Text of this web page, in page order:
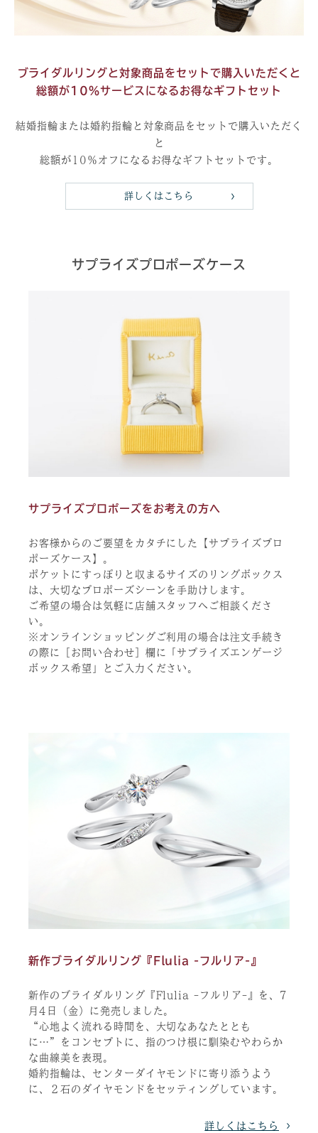
ブライダルリングと対象商品をセットで購入いただくと
総額が10％サービスになるお得なギフトセット
結婚指輪または婚約指輪と対象商品をセットで購入いただく
と
総額が10％オフになるお得なギフトセットです。
詳しくはこちら
サプライズプロポーズケース
サプライズプロポーズをお考えの方へ
お客様からのご要望をカタチにした【サプライズプロ
ポーズケース】。
ポケットにすっぽりと収まるサイズのリングボックス
は、大切なプロポーズシーンを手助けします。
ご希望の場合は気軽に店舗スタッフへご相談くださ
い。
※オンラインショッピングご利用の場合は注文手続き
の際に［お問い合わせ］欄に「サプライズエンゲージ
ボックス希望」とご入力ください。
新作ブライダルリング『Flulia -フルリア-』
新作のブライダルリング『Flulia -フルリア-』を、7
月4日（金）に発売しました。
“心地よく流れる時間を、大切なあなたととも
に…”をコンセプトに、指のつけ根に馴染むやわらか
な曲線美を表現。
婚約指輪は、センターダイヤモンドに寄り添うよう
に、２石のダイヤモンドをセッティングしています。
詳しくはこちら